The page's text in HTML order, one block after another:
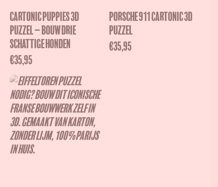
Cartonic Puppies 3D
puzzel – Bouw drie
schattige honden
€35,95
Porsche 911 Cartonic 3D
Puzzel
€35,95